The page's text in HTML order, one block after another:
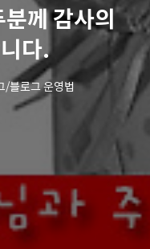
께 감사의
다.
/블로그 운영법